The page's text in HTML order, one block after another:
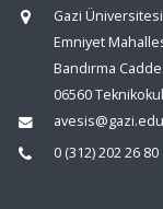
Gazi
Emniyet
Bandırma
06560
0 (312) 202 26 80